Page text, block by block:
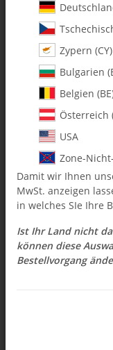
Artikelnummer:
Kategorie:Alle Artikel
0560-1 C/F Servo
$ 3.92
inkl. 19% USt. , zzgl.
Auswahl Steuerzone
Sofort verfügbar
abweichend)
Zypern (CY)
Bulgarien
Belgien
Österreich
USA
Zone-
Damit wir Ihnen
MwSt. anzeigen
in welches SIe Ihre
Ist Ihr Land nicht
können diese
Bestellvorgang